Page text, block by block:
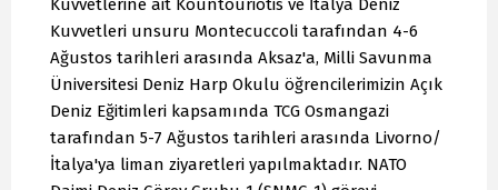
Kuvvetlerine ait Kountouriotis ve İtalya Deniz
Kuvvetleri unsuru Montecuccoli tarafından 4-6
Ağustos tarihleri arasında Aksaz'a, Milli Savunma
Üniversitesi Deniz Harp Okulu öğrencilerimizin Açık
Deniz Eğitimleri kapsamında TCG Osmangazi
tarafından 5-7 Ağustos tarihleri arasında Livorno/
İtalya'ya liman ziyaretleri yapılmaktadır. NATO